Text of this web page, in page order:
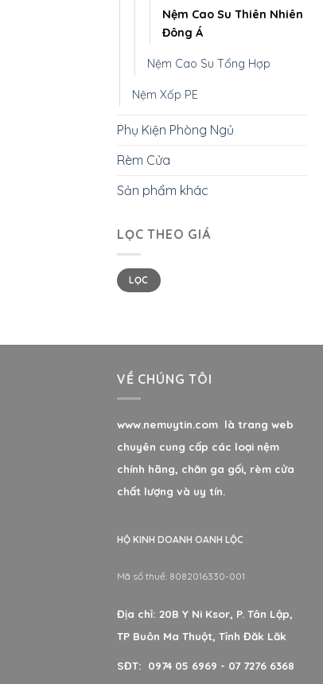
Nệm Cao Su Thiên Nhiên
Đông Á
Nệm Cao Su Tổng Hợp
Nệm Xốp PE
Phụ Kiện Phòng Ngủ
Rèm Cửa
Sản phẩm khác
LỌC THEO GIÁ
LỌC
VỀ CHÚNG TÔI
www.nemuytin.com là trang web
chuyên cung cấp các loại nệm
chính hãng, chăn ga gối, rèm cửa
chất lượng và uy tín.
HỘ KINH DOANH OANH LỘC
Mã số thuế: 8082016330-001
Địa chỉ: 20B Y Ni Ksor, P. Tân Lập,
TP Buôn Ma Thuột, Tỉnh Đăk Lăk
SĐT: 0974 05 6969 - 07 7276 6368